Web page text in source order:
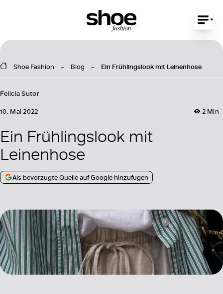
Shoe Fashion Blog Ein Frühlingslook mit Leinenhose
Felicia Sutor
2 Min
10. Mai 2022
Ein Frühlingslook mit
Leinenhose
Als bevorzugte Quelle auf Google hinzufügen